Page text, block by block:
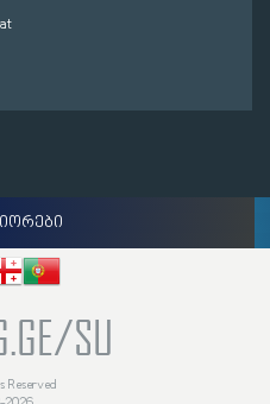
SU
Reserved